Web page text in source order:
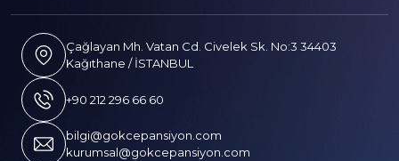
Çağlayan Mh. Vatan Cd. Civelek Sk. No:3 34403
Kağıthane / İSTANBUL
+90 212 296 66 60
bilgi@gokcepansiyon.com
kurumsal@gokcepansiyon.com